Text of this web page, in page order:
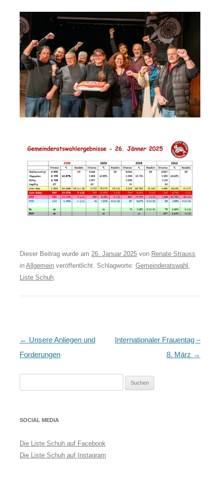
Dieser Beitrag wurde am 26. Januar 2025 von Renate Strauss
in Allgemein veröffentlicht. Schlagworte: Gemeinderatswahl ,
Liste Schuh.
Artikel-
Navigation
← Unsere Anliegen und
Forderungen
Internationaler Frauentag –
8. März →
nach:
SOCIAL MEDIA
Die Liste Schuh auf Facebook
Die Liste Schuh auf Instagram